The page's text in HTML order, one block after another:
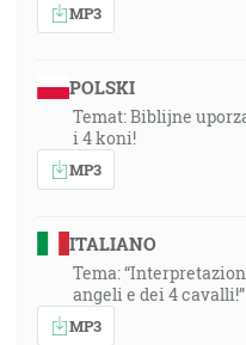
MP3
POLSKI
Temat: Biblijne
i 4 koni!
MP3
ITALIANO
Tema:
angeli e dei 4 cavalli!”
MP3